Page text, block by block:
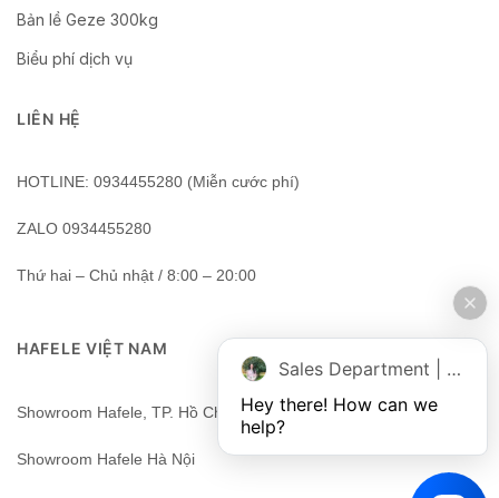
Bản lề Geze 300kg
Biểu phí dịch vụ
LIÊN HỆ
HOTLINE: 0934455280 (Miễn cước phí)
ZALO 0934455280
Thứ hai – Chủ nhật / 8:00 – 20:00
HAFELE VIỆT NAM
Showroom Hafele, TP. Hồ Chí Minh, Việt Nam
Showroom Hafele Hà Nội
Sales Department | Chat online
Hey there! How can we
help?